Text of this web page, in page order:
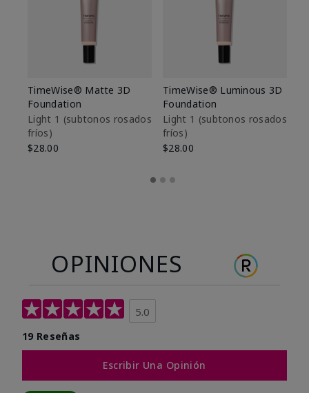
TimeWise® Matte 3D
Foundation
Light 1​ (subtonos rosados
fríos)
$28.00
TimeWise® Luminous 3D
Foundation
Light 1​ (subtonos rosados
fríos)
$28.00
OPINIONES
5.0
19 Reseñas
Escribir Una Opinión